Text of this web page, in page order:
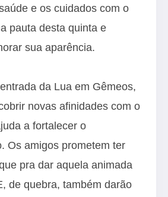
e os cuidados com o
pauta desta quinta e
sua aparência.
da Lua em Gêmeos,
novas afinidades com o
a fortalecer o
Os amigos prometem ter
pra dar aquela animada
de quebra, também darão